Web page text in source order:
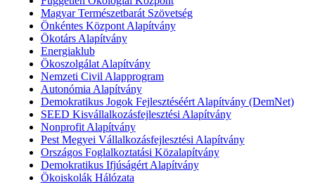
Magyar Természetbarát Szövetség
Önkéntes Központ Alapítvány
Ökotárs Alapítvány
Energiaklub
Ökoszolgálat Alapítvány
Nemzeti Civil Alapprogram
Autonómia Alapítvány
Demokratikus Jogok Fejlesztéséért Alapítvány (DemNet)
SEED Kisvállalkozásfejlesztési Alapítvány
Nonprofit Alapítvány
Pest Megyei Vállalkozásfejlesztési Alapítvány
Országos Foglalkoztatási Közalapítvány
Demokratikus Ifjúságért Alapítvány
Ökoiskolák Hálózata